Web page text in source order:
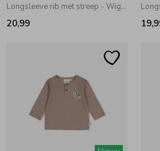
Longsleeve rib met streep - Wiggle and Waddle Groen
20,99